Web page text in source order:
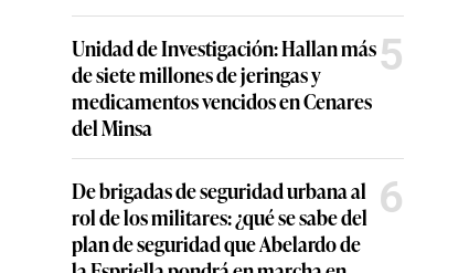
Unidad de Investigación: Hallan más
de siete millones de jeringas y
medicamentos vencidos en Cenares
del Minsa
5
De brigadas de seguridad urbana al
rol de los militares: ¿qué se sabe del
plan de seguridad que Abelardo de
6